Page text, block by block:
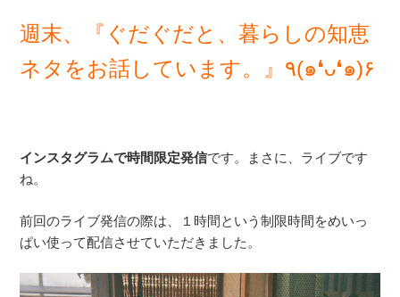
週末、『ぐだぐだと、暮らしの知恵
ネタをお話しています。』٩(๑❛ᴗ❛๑)۶
インスタグラムで時間限定発信です。まさに、ライブです
ね。
前回のライブ発信の際は、１時間という制限時間をめいっ
ぱい使って配信させていただきました。